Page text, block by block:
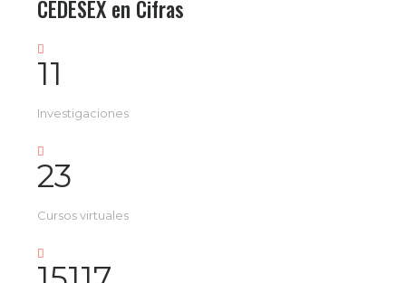
CEDESEX en Cifras
11
Investigaciones
23
Cursos virtuales